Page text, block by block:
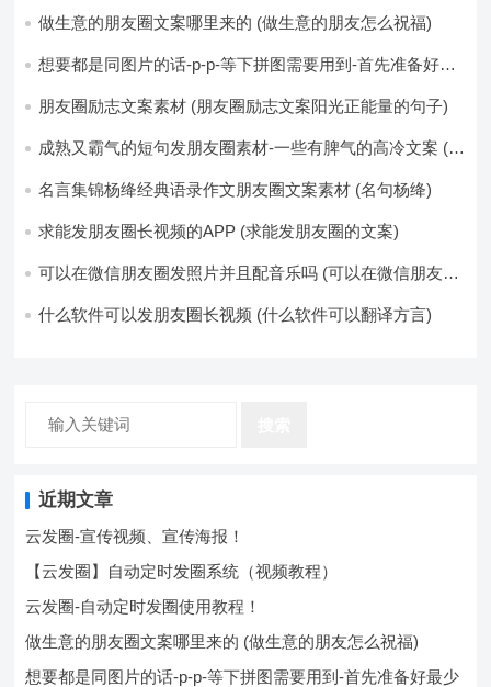
做生意的朋友圈文案哪里来的 (做生意的朋友怎么祝福)
想要都是同图片的话-p-p-等下拼图需要用到-首先准备好最
片-如果想要图片都不同得话-1-p-可以准备好45张的不同图
朋友圈励志文案素材 (朋友圈励志文案阳光正能量的句子)
成熟又霸气的短句发朋友圈素材-一些有脾气的高冷文案 (成
名言集锦杨绛经典语录作文朋友圈文案素材 (名句杨绛)
求能发朋友圈长视频的APP (求能发朋友圈的文案)
可以在微信朋友圈发照片并且配音乐吗 (可以在微信朋友圈
什么软件可以发朋友圈长视频 (什么软件可以翻译方言)
近期文章
云发圈-宣传视频、宣传海报！
【云发圈】自动定时发圈系统（视频教程）
云发圈-自动定时发圈使用教程！
做生意的朋友圈文案哪里来的 (做生意的朋友怎么祝福)
想要都是同图片的话-p-p-等下拼图需要用到-首先准备好最少